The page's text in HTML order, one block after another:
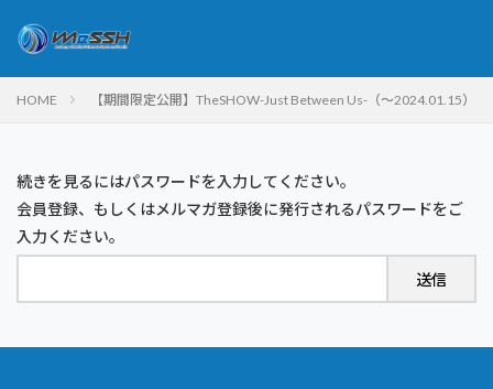
HOME 【期間限定公開】TheSHOW-Just Between Us-（～2024.01.15）
続きを見るにはパスワードを入力してください。
会員登録、もしくはメルマガ登録後に発行されるパスワードをご
入力ください。